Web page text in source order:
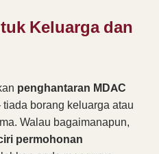
Keluarga dan
penghantaran MDAC
borang keluarga atau
Walau bagaimanapun,
permohonan